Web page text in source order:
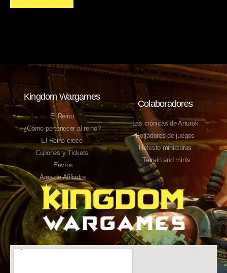
Kingdom Wargames
El Reino
¿Cómo pertenecer al reino?
El Reino crece
Cupones y Tickets
Envíos
Área de Afiliados
Colaboradores
Las crónicas de Arturok
Forjadores de juegos
Hefesto miniaturas
Terrain and minis